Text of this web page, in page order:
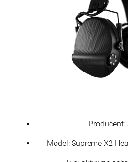
Producent:
Model: Supreme X2